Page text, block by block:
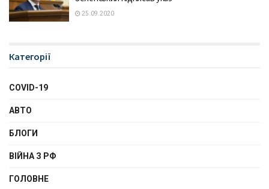
25.09.2020
Категорії
COVID-19
АВТО
БЛОГИ
ВІЙНА З РФ
ГОЛОВНЕ